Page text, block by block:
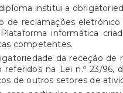
institui a
de reclamações
informática
competentes.
da receção de
referidos na Lei n.º 23/96,
de outros setores de